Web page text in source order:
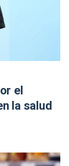
el
la salud